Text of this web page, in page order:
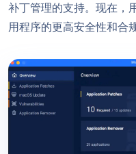
补丁管理的支持。现在，
用程序的更高安全性和合